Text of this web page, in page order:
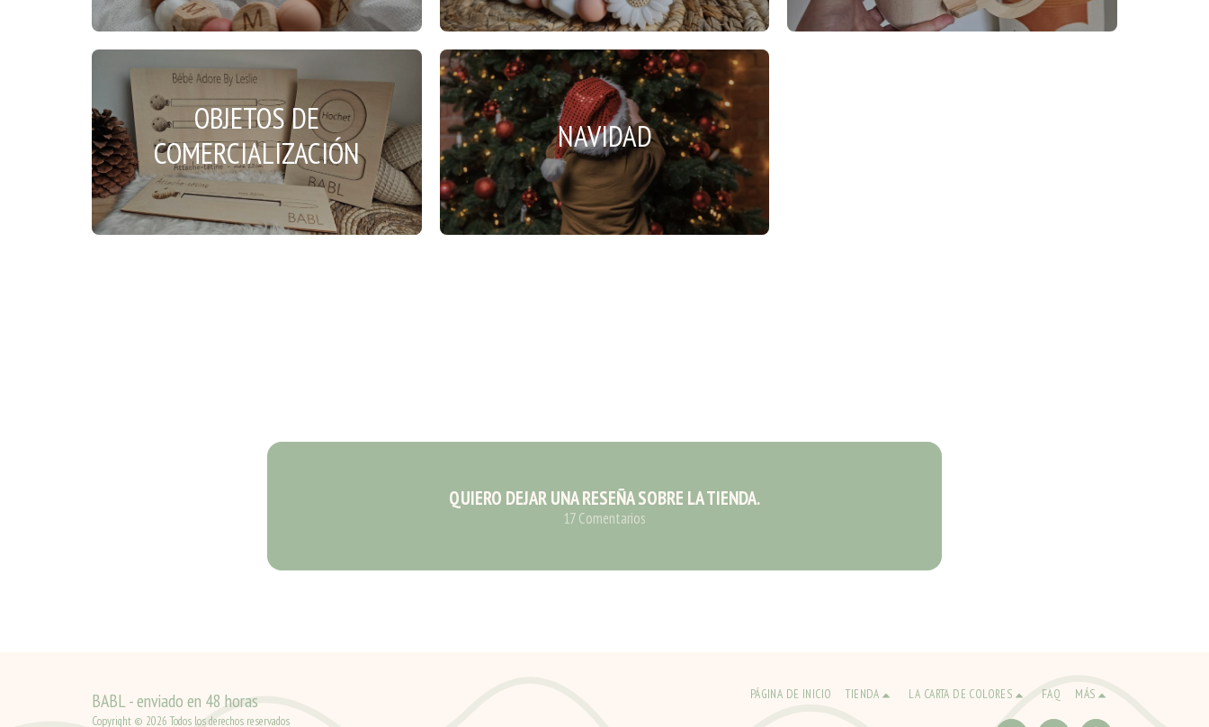
OBJETOS DE
COMERCIALIZACIÓN
NAVIDAD
QUIERO DEJAR UNA RESEÑA SOBRE LA TIENDA.
17 Comentarios
BABL - enviado en 48 horas
Copyright © 2026 Todos los derechos reservados
PÁGINA DE INICIO TIENDA LA CARTA DE COLORES FAQ MÁS